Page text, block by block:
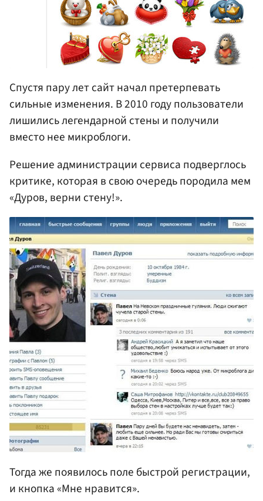
Спустя пару лет сайт начал претерпевать
сильные изменения. В 2010 году пользователи
лишились легендарной стены и получили
вместо нее микроблоги.
Решение администрации сервиса подверглось
критике, которая в свою очередь породила мем
«Дуров, верни стену!».
Тогда же появилось поле быстрой регистрации,
и кнопка «Мне нравится».